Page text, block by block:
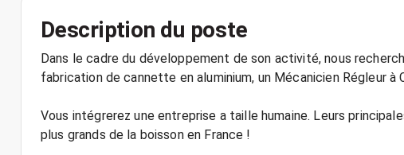
Description du poste
Dans le cadre du développement de son activité, nous
fabrication de cannette en aluminium, un Mécanicien Régleur à
Vous intégrerez une entreprise a taille humaine. Leurs
plus grands de la boisson en France !